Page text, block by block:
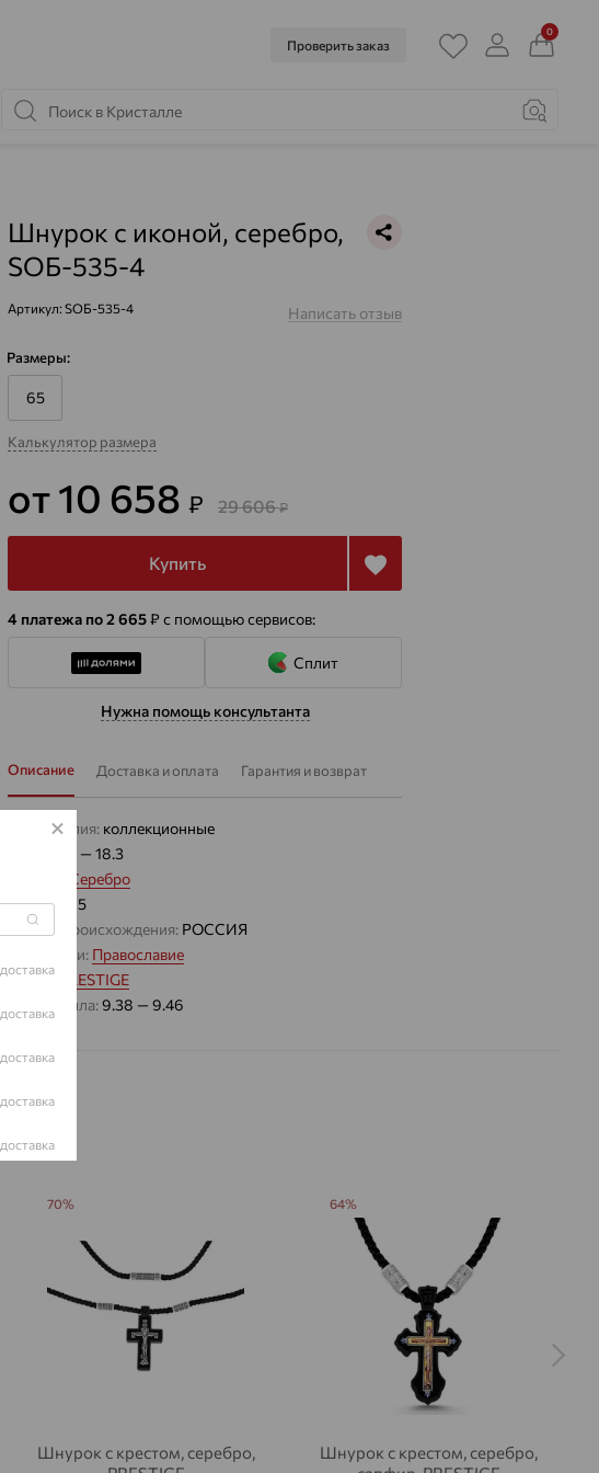
Проверить заказ
0
Шнурок с иконой, серебро,
SОБ-535-4
Артикул: SОБ-535-4 Написать отзыв
Размеры:
65
Калькулятор размера
от 10 658 ₽ 29 606₽
Купить
4 платежа по 2 665₽с помощью сервисов:
Сплит
Нужна помощь консультанта
Описание Доставка и оплата Гарантия и возврат
Вид изделия: коллекционные
18.23 — 18.3
Серебро
Проба:
925
Страна происхождения: РОССИЯ
Коллекции: Православие
Бренд:
PRESTIGE
Вес металла:9.38 — 9.46
Шнурок с крестом, серебро,
70%
Шнурок с крестом, серебро,
64%
доставка
доставка
доставка
доставка
доставка
доставка